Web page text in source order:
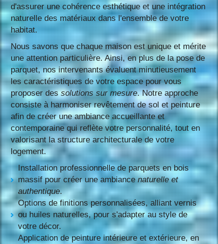
d'assurer une cohérence esthétique et une intégration
naturelle des matériaux dans l'ensemble de votre
habitat.
Nous savons que chaque maison est unique et mérite
une attention particulière. Ainsi, en plus de la pose de
parquet, nos intervenants évaluent minutieusement
les caractéristiques de votre espace pour vous
proposer dessolutions sur mesure. Notre approche
consiste à harmoniser revêtement de sol et peinture
afin de créer une ambiance accueillante et
contemporaine qui reflète votre personnalité, tout en
valorisant la structure architecturale de votre
logement.
Installation professionnelle de parquets en bois
massif pour créer une ambiancenaturelle et
authentique.
Options de finitions personnalisées, alliant vernis
ou huiles naturelles, pour s'adapter au style de
votre décor.
Application de peinture intérieure et extérieure, en